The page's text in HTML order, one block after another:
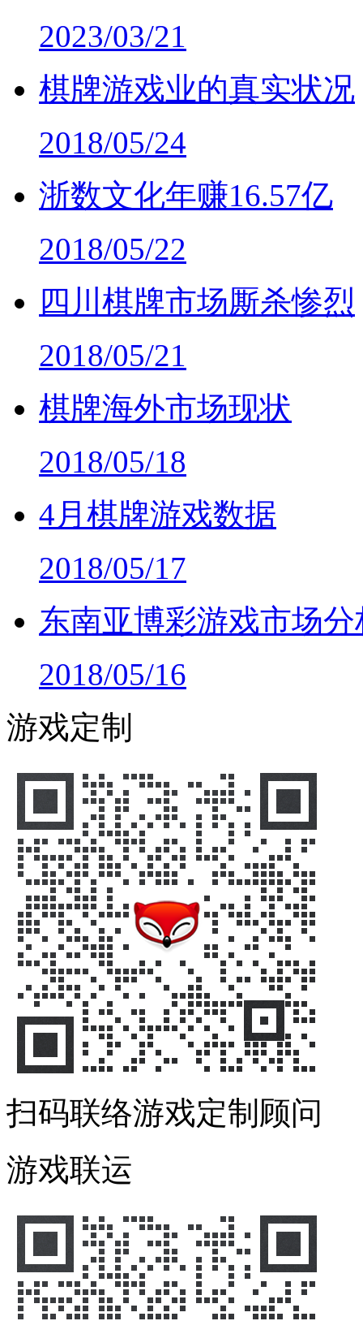
2023/03/21
棋牌游戏业的真实状况
2018/05/24
浙数文化年赚16.57亿
2018/05/22
四川棋牌市场厮杀惨烈
2018/05/21
棋牌海外市场现状
2018/05/18
4月棋牌游戏数据
2018/05/17
东南亚博彩游戏市场分
2018/05/16
游戏定制
扫码联络游戏定制顾问
游戏联运